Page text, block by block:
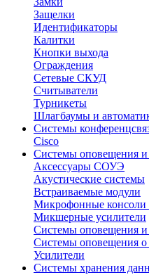
Защелки
Идентификаторы
Калитки
Кнопки выхода
Ограждения
Сетевые СКУД
Считыватели
Турникеты
Шлагбаумы и
Системы
Cisco
Системы оповещения и
Аксессуары СОУЭ
Акустические системы
Встраиваемые модули
Микрофонные
Микшерные усилители
Системы оповещения и
Системы оповещения о
Усилители
Системы хранения